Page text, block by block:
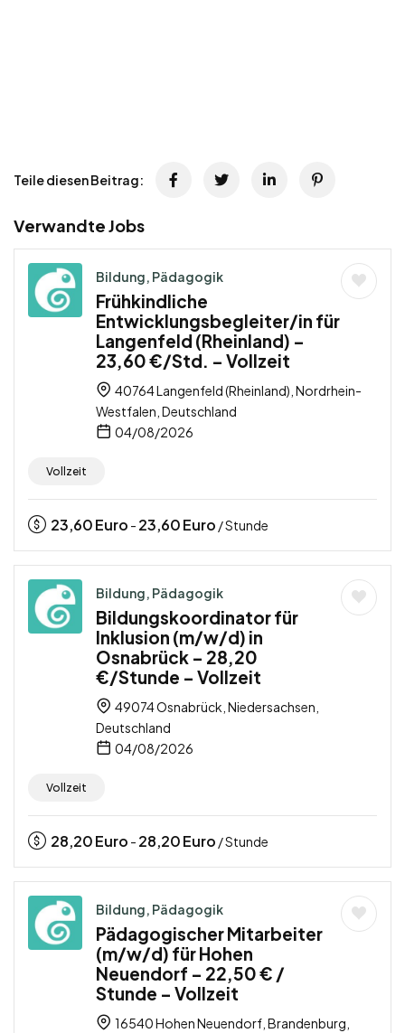
Teile diesen Beitrag:
Verwandte Jobs
Bildung, Pädagogik
Frühkindliche
Entwicklungsbegleiter/in für
Langenfeld (Rheinland) –
23,60 €/Std. – Vollzeit
40764 Langenfeld (Rheinland), Nordrhein-
Westfalen, Deutschland
04/08/2026
Vollzeit
23,60Euro - 23,60Euro / Stunde
Bildung, Pädagogik
Bildungskoordinator für
Inklusion (m/w/d) in
Osnabrück – 28,20
€/Stunde – Vollzeit
49074 Osnabrück, Niedersachsen,
Deutschland
04/08/2026
Vollzeit
28,20Euro - 28,20Euro / Stunde
Bildung, Pädagogik
Pädagogischer Mitarbeiter
(m/w/d) für Hohen
Neuendorf – 22,50 € /
Stunde – Vollzeit
16540 Hohen Neuendorf, Brandenburg,